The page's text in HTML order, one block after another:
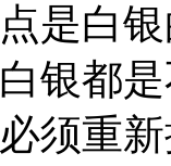
白银
银都
须重